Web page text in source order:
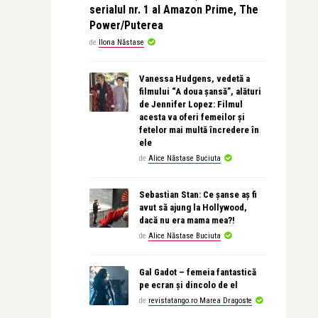
serialul nr. 1 al Amazon Prime, The
Power/Puterea
de Ilona Năstase
Vanessa Hudgens, vedetă a
filmului “A doua șansă”, alături
de Jennifer Lopez: Filmul
acesta va oferi femeilor și
fetelor mai multă încredere în
ele
de Alice Năstase Buciuta
Sebastian Stan: Ce șanse aș fi
avut să ajung la Hollywood,
dacă nu era mama mea?!
de Alice Năstase Buciuta
Gal Gadot – femeia fantastică
pe ecran și dincolo de el
de revistatango.ro Marea Dragoste